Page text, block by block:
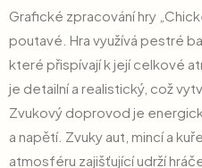
Grafické zpracování hry
poutavé. Hra využívá pestré
které přispívají k její celkové
je detailní a realistický, což
Zvukový doprovod je
a napětí. Zvuky aut, mincí a
atmosféru zajišťující udrží